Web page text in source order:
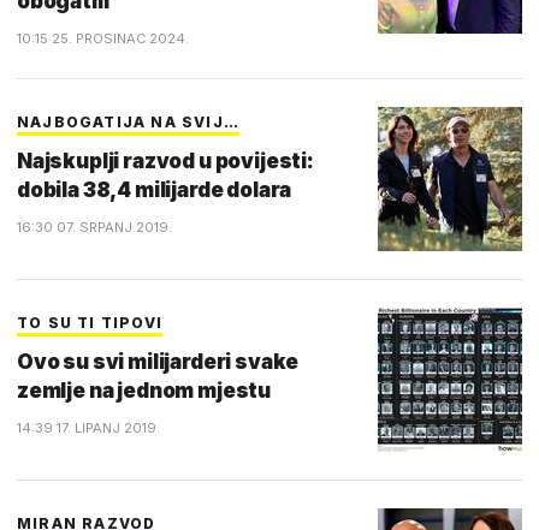
10:15 25. PROSINAC 2024.
NAJBOGATIJA NA SVIJ…
Najskuplji razvod u povijesti:
dobila 38,4 milijarde dolara
16:30 07. SRPANJ 2019.
TO SU TI TIPOVI
Ovo su svi milijarderi svake
zemlje na jednom mjestu
14:39 17. LIPANJ 2019.
MIRAN RAZVOD